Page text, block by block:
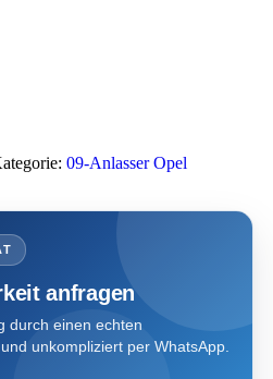
09-Anlasser Opel
anfragen
durch einen echten
unkompliziert per WhatsApp.